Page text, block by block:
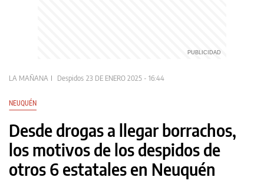
LA MAÑANA Despidos 23 DE ENERO 2025 - 16:44
NEUQUÉN
Desde drogas a llegar borrachos,
los motivos de los despidos de
otros 6 estatales en Neuquén